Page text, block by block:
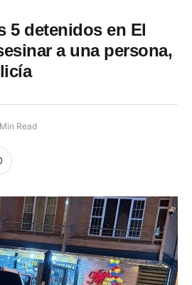
5 detenidos en El
a una persona,
Min Read